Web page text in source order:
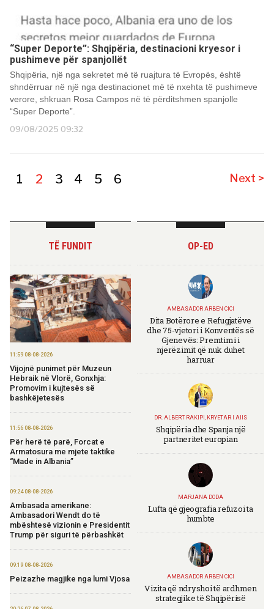
“Super Deporte”: Shqipëria, destinacioni kryesor i
pushimeve për spanjollët
Shqipëria, një nga sekretet më të ruajtura të Evropës, është
shndërruar në një nga destinacionet më të nxehta të pushimeve
verore, shkruan Rosa Campos në të përditshmen spanjolle
“Super Deporte”.
09/08/2025 09:32
1 2 3 4 5 6 Next >
TË FUNDIT
11:59 08-08-2026
Vijojnë punimet për Muzeun
Hebraik në Vlorë, Gonxhja:
Promovim i kujtesës së
bashkëjetesës
11:56 08-08-2026
Për herë të parë, Forcat e
Armatosura me mjete taktike
“Made in Albania”
09:24 08-08-2026
Ambasada amerikane:
Ambasadori Wendt do të
mbështesë vizionin e Presidentit
Trump për siguri të përbashkët
09:19 08-08-2026
Peizazhe magjike nga lumi Vjosa
OP-ED
AMBASADOR ARBEN CICI
Dita Botërore e Refugjatëve
dhe 75-vjetori i Konventës së
Gjenevës: Premtimi i
njerëzimit që nuk duhet
harruar
DR. ALBERT RAKIPI, KRYETAR I AIIS
Shqipëria dhe Spanja një
partneritet europian
MARJANA DODA
Lufta që gjeografia refuzoi ta
humbte
AMBASADOR ARBEN CICI
Vizita që ndryshoi të ardhmen
strategjike të Shqipërisë